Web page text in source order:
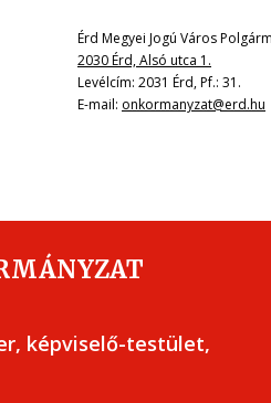
Érd Megyei Jogú Város
2030 Érd, Alsó utca 1.
Levélcím: 2031 Érd, Pf.: 31.
E-mail: onkormanyzat@erd.hu
képviselő-testület,